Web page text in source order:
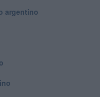
argentino